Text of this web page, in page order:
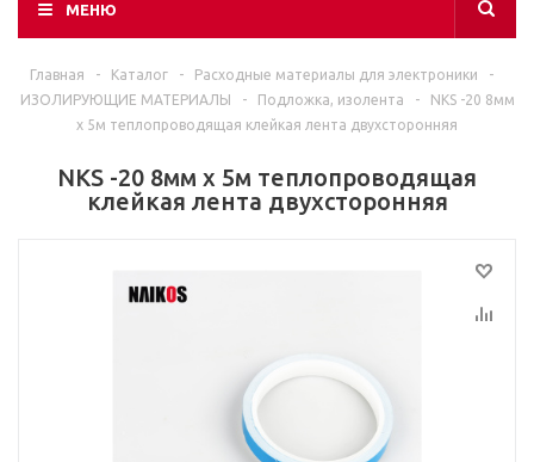
МЕНЮ
Главная - Каталог - Расходные материалы для электроники
-
ИЗОЛИРУЮЩИЕ МАТЕРИАЛЫ
- Подложка, изолента -
NKS -20 8мм
х 5м теплопроводящая клейкая лента двухсторонняя
NKS -20 8мм х 5м теплопроводящая
клейкая лента двухсторонняя